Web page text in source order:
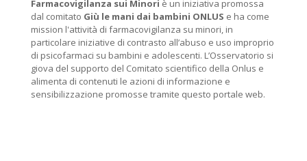
Farmacovigilanza sui Minori è un iniziativa promossa
dal comitato Giù le mani dai bambini ONLUS e ha come
mission l'attività di farmacovigilanza su minori, in
particolare iniziative di contrasto all’abuso e uso improprio
di psicofarmaci su bambini e adolescenti. L’Osservatorio si
giova del supporto del Comitato scientifico della Onlus e
alimenta di contenuti le azioni di informazione e
sensibilizzazione promosse tramite questo portale web.